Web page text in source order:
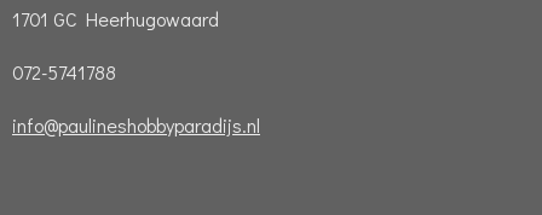
1701 GC Heerhugowaard
072-5741788
info@paulineshobbyparadijs.nl